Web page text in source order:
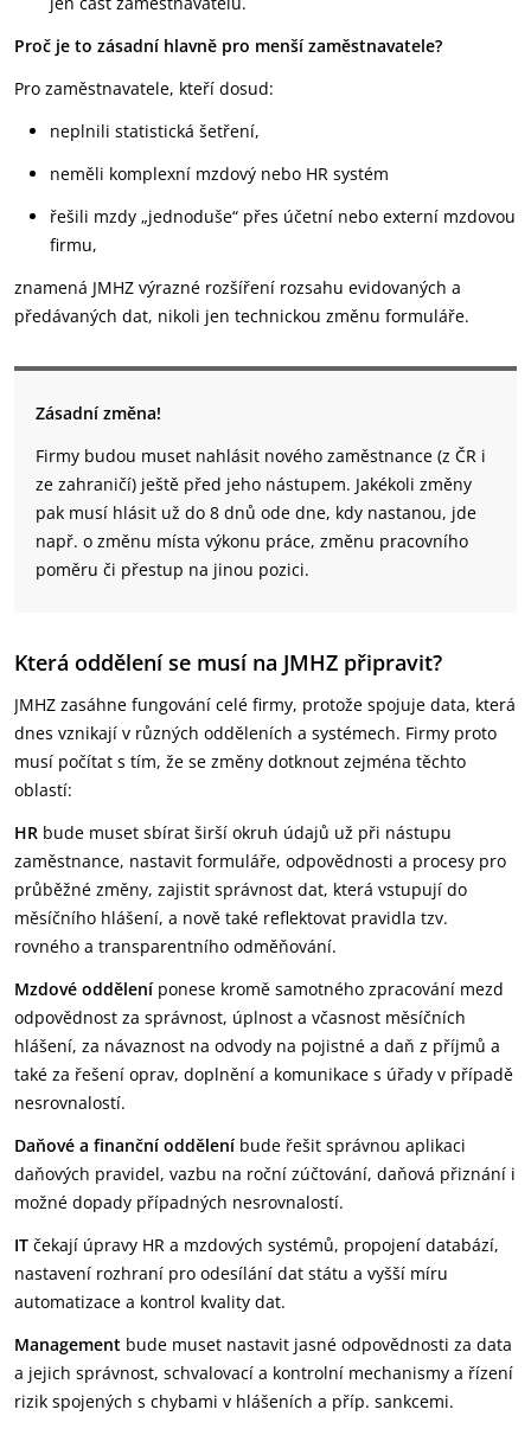
Proč je to zásadní hlavně pro menší zaměstnavatele?
Pro zaměstnavatele, kteří dosud:
neplnili statistická šetření,
neměli komplexní mzdový nebo HR systém
řešili mzdy „jednoduše“ přes účetní nebo externí mzdovou
firmu,
znamená JMHZ výrazné rozšíření rozsahu evidovaných a
předávaných dat, nikoli jen technickou změnu formuláře.
Zásadní změna!
Firmy budou muset nahlásit nového zaměstnance (z ČR i
ze zahraničí) ještě před jeho nástupem. Jakékoli změny
pak musí hlásit už do 8 dnů ode dne, kdy nastanou, jde
např. o změnu místa výkonu práce, změnu pracovního
poměru či přestup na jinou pozici.
Která oddělení se musí na JMHZ připravit?
JMHZ zasáhne fungování celé firmy, protože spojuje data, která
dnes vznikají v různých odděleních a systémech. Firmy proto
musí počítat s tím, že se změny dotknout zejména těchto
oblastí:
HR bude muset sbírat širší okruh údajů už při nástupu
zaměstnance, nastavit formuláře, odpovědnosti a procesy pro
průběžné změny, zajistit správnost dat, která vstupují do
měsíčního hlášení, a nově také reflektovat pravidla tzv.
rovného a transparentního odměňování.
Mzdové oddělení ponese kromě samotného zpracování mezd
odpovědnost za správnost, úplnost a včasnost měsíčních
hlášení, za návaznost na odvody na pojistné a daň z příjmů a
také za řešení oprav, doplnění a komunikace s úřady v případě
nesrovnalostí.
Daňové a finanční oddělení bude řešit správnou aplikaci
daňových pravidel, vazbu na roční zúčtování, daňová přiznání i
možné dopady případných nesrovnalostí.
IT čekají úpravy HR a mzdových systémů, propojení databází,
nastavení rozhraní pro odesílání dat státu a vyšší míru
automatizace a kontrol kvality dat.
Management bude muset nastavit jasné odpovědnosti za data
a jejich správnost, schvalovací a kontrolní mechanismy a řízení
rizik spojených s chybami v hlášeních a příp. sankcemi.